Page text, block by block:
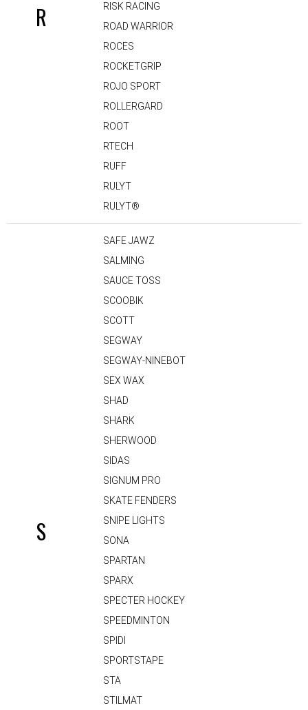
R
RISK RACING
ROAD WARRIOR
ROCES
ROCKETGRIP
ROJO SPORT
ROLLERGARD
ROOT
RTECH
RUFF
RULYT
RULYT®
S
SAFE JAWZ
SALMING
SAUCE TOSS
SCOOBIK
SCOTT
SEGWAY
SEGWAY-NINEBOT
SEX WAX
SHAD
SHARK
SHERWOOD
SIDAS
SIGNUM PRO
SKATE FENDERS
SNIPE LIGHTS
SONA
SPARTAN
SPARX
SPECTER HOCKEY
SPEEDMINTON
SPIDI
SPORTSTAPE
STA
STILMAT